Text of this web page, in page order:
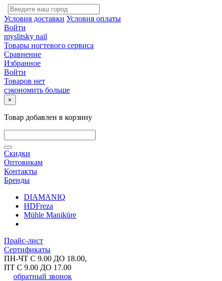
Условия доставки Условия оплаты
Войти
myslitsky nail
Товары ногтевого сервиса
Сравнение
Избранное
Войти
Товаров нет
сэкономить больше
×
Товар добавлен в корзину
Скидки
Оптовикам
Контакты
Бренды
DIAMANIQ
HDFreza
Mühle Maniküre
Прайс-лист
Сертификаты
ПН-ЧТ С 9.00 ДО 18.00,
ПТ С 9.00 ДО 17.00
обратный звонок